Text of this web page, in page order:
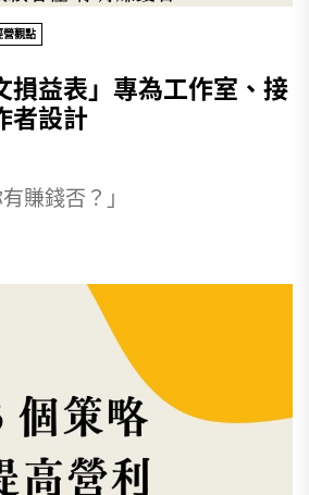
營觀點
損益表」專為工作室、接
者設計
賺錢否？」